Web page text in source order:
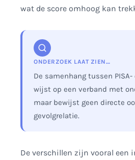
wat de score omhoog kan
ONDERZOEK LAAT ZIEN…
De samenhang tussen PISA-
wijst op een verband met
maar bewijst geen directe
gevolgrelatie.
De verschillen zijn vooral een